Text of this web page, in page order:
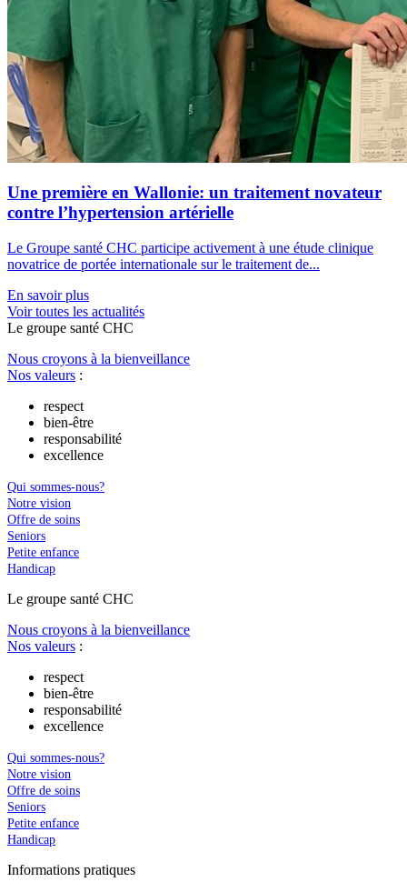
Une première en Wallonie: un traitement novateur
contre l’hypertension artérielle
Le Groupe santé CHC participe activement à une étude clinique
novatrice de portée internationale sur le traitement de...
En savoir plus
Voir toutes les actualités
Le groupe santé CHC
Nous croyons à la bienveillance
Nos valeurs :
respect
bien-être
responsabilité
excellence
Qui sommes-nous?
Notre vision
Offre de soins
Seniors
Petite enfance
Handicap
Le groupe santé CHC
Nous croyons à la bienveillance
Nos valeurs :
respect
bien-être
responsabilité
excellence
Qui sommes-nous?
Notre vision
Offre de soins
Seniors
Petite enfance
Handicap
Informations pratiques